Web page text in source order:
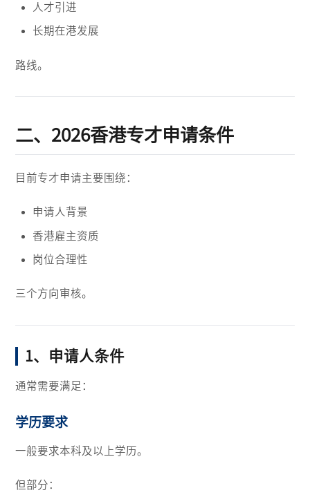
人才引进
长期在港发展
路线。
二、2026香港专才申请条件
目前专才申请主要围绕：
申请人背景
香港雇主资质
岗位合理性
三个方向审核。
1、申请人条件
通常需要满足：
学历要求
一般要求本科及以上学历。
但部分：